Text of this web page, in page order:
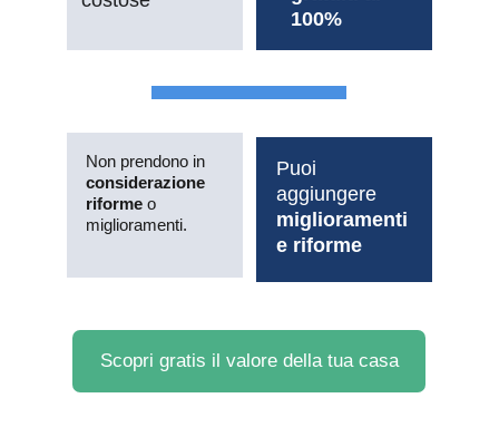
Scopri gratis il valore della tua casa
Non prendono in
considerazione
riforme o
miglioramenti.
100%
Puoi
aggiungere
miglioramenti
e riforme